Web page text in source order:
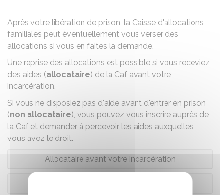
Après votre libération de prison, la Caisse d'allocations
familiales peut éventuellement vous verser des
allocations si vous en faites la demande.
Une reprise des allocations est possible si vous receviez
des aides (allocataire) de la Caf avant votre
incarcération.
Si vous ne disposiez pas d'aide avant d'entrer en prison
(non allocataire), vous pouvez vous inscrire auprès de
la Caf et demander à percevoir les aides auxquelles
vous avez le droit.
Allocataire avant votre incarcération